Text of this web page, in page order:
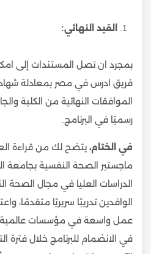
القيد النهائي:
بمجرد ان تصل المستندات إلى
فريق ادرس في مصر بمعادلة
الموافقات النهائية من الكلية
رسميًا في البرنامج.
في الختام، يتضح لك من قراءة
ماجستير الصحة النفسية بجامعة
الدراسات العليا في مجال الصحة
الوافدين تدريبًا سريريًا متقدمًا،
عمل واسعة في مؤسسات عالمية
في الانضمام للبرنامج خلال فترة